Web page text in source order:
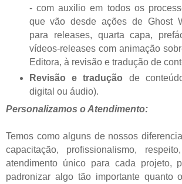
- com auxilio em todos os
que vão desde ações de Ghost
para releases, quarta capa,
vídeos-releases com animação
Editora, à revisão e tradução de
Revisão e tradução de
digital ou áudio).
Personalizamos o Atendimento:
Temos como alguns de nossos
capacitação, profissionalismo,
atendimento único para cada projeto,
padronizar algo tão importante quanto